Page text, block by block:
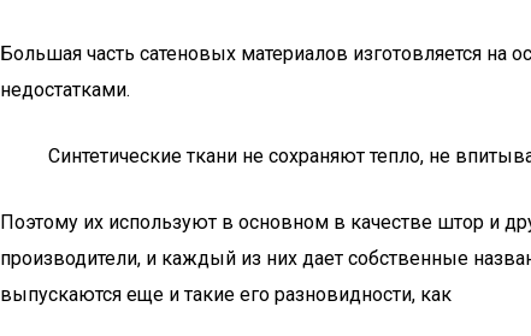
Большая часть сатеновых материалов изготовляется
недостатками.
Синтетические ткани не сохраняют тепло, не
Поэтому их используют в основном в качестве штор и
производители, и каждый из них дает собственные
выпускаются еще и такие его разновидности, как